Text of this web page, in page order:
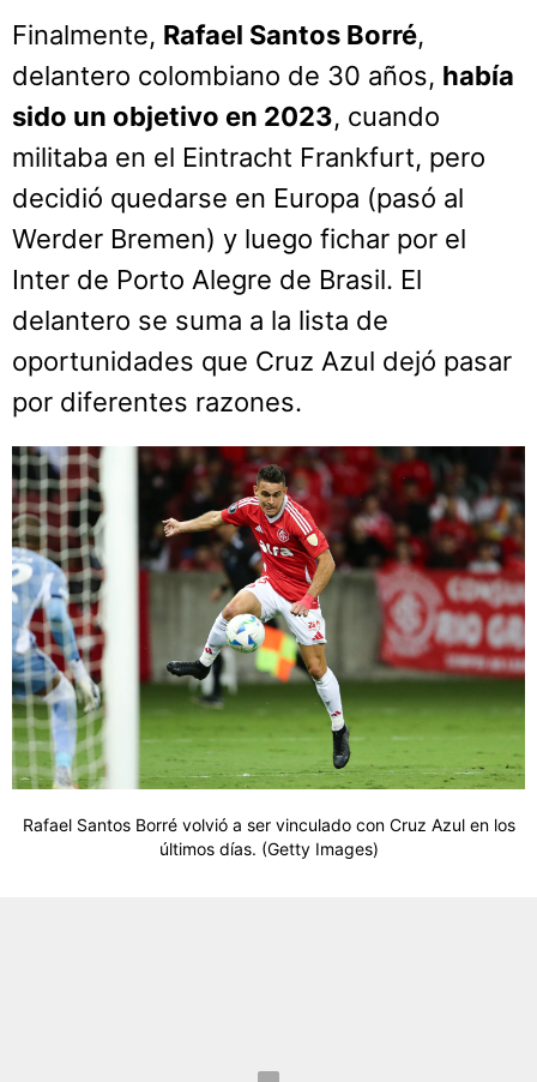
Finalmente, Rafael Santos Borré,
delantero colombiano de 30 años, había
sido un objetivo en 2023, cuando
militaba en el Eintracht Frankfurt, pero
decidió quedarse en Europa (pasó al
Werder Bremen) y luego fichar por el
Inter de Porto Alegre de Brasil. El
delantero se suma a la lista de
oportunidades que Cruz Azul dejó pasar
por diferentes razones.
Rafael Santos Borré volvió a ser vinculado con Cruz Azul en los
últimos días. (Getty Images)